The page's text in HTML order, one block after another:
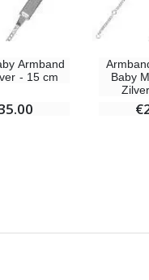
Armband
- 15 cm
Baby